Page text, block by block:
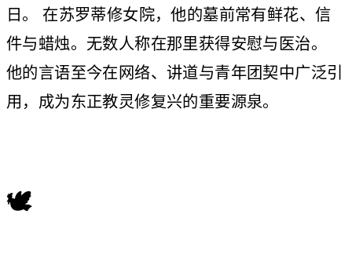
日。 在苏罗蒂修女院，他的墓前常有鲜花、信
件与蜡烛。无数人称在那里获得安慰与医治。
他的言语至今在网络、讲道与青年团契中广泛引
用，成为东正教灵修复兴的重要源泉。
🕊️